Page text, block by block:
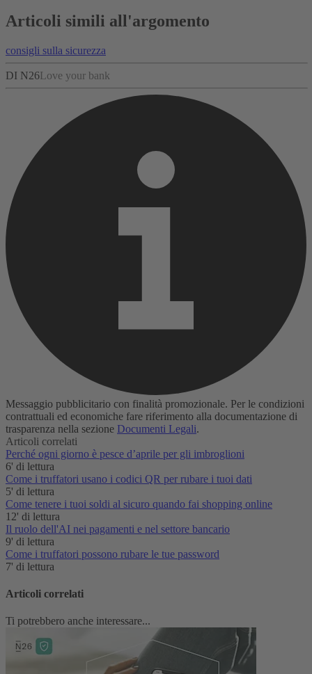
Articoli simili all'argomento
consigli sulla sicurezza
DI N26Love your bank
Messaggio pubblicitario con finalità promozionale. Per le condizioni
contrattuali ed economiche fare riferimento alla documentazione di
trasparenza nella sezione Documenti Legali.
Articoli correlati
Perché ogni giorno è pesce d’aprile per gli imbroglioni
6' di lettura
Come i truffatori usano i codici QR per rubare i tuoi dati
5' di lettura
Come tenere i tuoi soldi al sicuro quando fai shopping online
12' di lettura
Il ruolo dell'AI nei pagamenti e nel settore bancario
9' di lettura
Come i truffatori possono rubare le tue password
7' di lettura
Articoli correlati
Ti potrebbero anche interessare...